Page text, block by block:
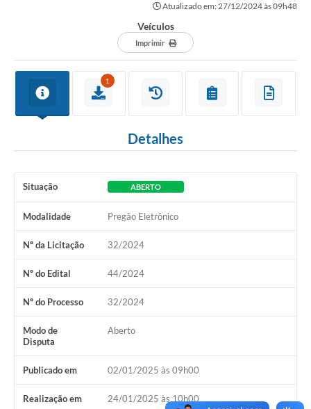
Atualizado em: 27/12/2024 às 09h48
Veículos
Imprimir
1
Detalhes
Situação ABERTO
Modalidade Pregão Eletrônico
Nº da Licitação 32/2024
Nº do Edital 44/2024
Nº do Processo 32/2024
Modo de
Disputa
Aberto
Publicado em 02/01/2025 às 09h00
Realização em 24/01/2025 às 10h00